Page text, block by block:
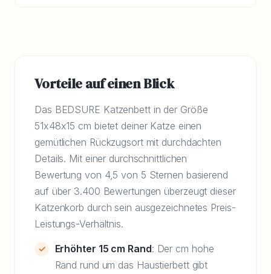
Vorteile auf einen Blick
Das BEDSURE Katzenbett in der Größe
51x48x15 cm bietet deiner Katze einen
gemütlichen Rückzugsort mit durchdachten
Details. Mit einer durchschnittlichen
Bewertung von 4,5 von 5 Sternen basierend
auf über 3.400 Bewertungen überzeugt dieser
Katzenkorb durch sein ausgezeichnetes Preis-
Leistungs-Verhältnis.
Erhöhter 15 cm Rand: Der cm hohe
Rand rund um das Haustierbett gibt